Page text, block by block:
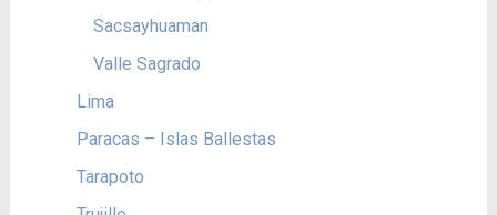
Sacsayhuaman
Valle Sagrado
Lima
Paracas – Islas Ballestas
Tarapoto